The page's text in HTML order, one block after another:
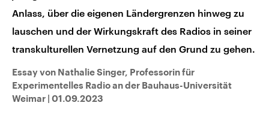
Deutschlandfunk Nova
Anlass, über die eigenen Ländergrenzen hinweg zu
lauschen und der Wirkungskraft des Radios in seiner
transkulturellen Vernetzung auf den Grund zu gehen.
Essay von Nathalie Singer, Professorin für
Experimentelles Radio an der Bauhaus-Universität
Weimar
01.09.2023